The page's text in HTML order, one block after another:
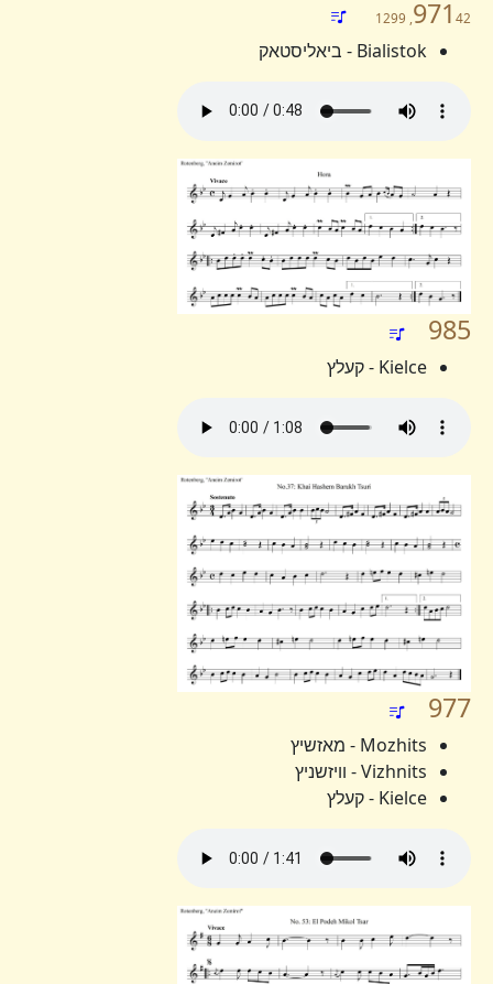
971
Bialistok - ביאליסטאק
985
Kielce - קעלץ
977
Mozhits - מאזשיץ
Vizhnits - וויזשניץ
Kielce - קעלץ